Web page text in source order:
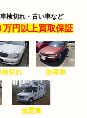
検切れ・古い車など
万円以上買取保証
検切れ ​故障車
​放置車